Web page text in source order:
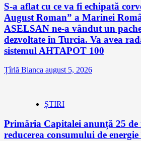
S-a aflat cu ce va fi echipată
August Roman” a Marinei
ASELSAN ne-a vândut un
dezvoltate în Turcia. Va avea
sistemul AHTAPOT 100
Țîrlă Bianca august 5, 2026
ȘTIRI
Primăria Capitalei anunță 25 de
reducerea consumului de